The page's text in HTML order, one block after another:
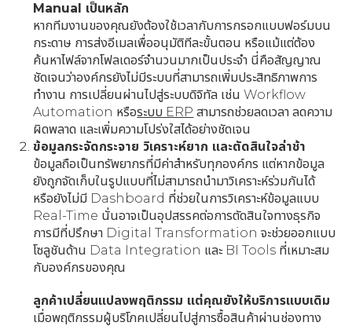
Manual เป็นหลัก
หากทีมงานของคุณยังต้องใช้เวลากับการกรอกแบบฟอร์มบน
กระดาษ การส่งอีเมลเพื่ออนุมัติทีละขั้นตอน หรือแม้แต่ต้อง
ค้นหาไฟล์จากโฟลเดอร์จำนวนมากเป็นประจำ นี่คือสัญญาณ
ชัดเจนว่าองค์กรยังไม่มีระบบที่สามารถเพิ่มประสิทธิภาพการ
ทำงาน การเปลี่ยนผ่านไปสู่ระบบดิจิทัล เช่น Workflow
Automation หรือระบบ ERP สามารถช่วยลดเวลา ลดความ
ผิดพลาด และเพิ่มความโปร่งใสได้อย่างชัดเจน
ข้อมูลกระจัดกระจาย วิเคราะห์ยาก และตัดสินใจล่าช้า
ข้อมูลถือเป็นทรัพยากรที่มีค่าสำหรับทุกองค์กร แต่หากข้อมูล
ยังถูกจัดเก็บในรูปแบบที่ไม่สามารถนำมาวิเคราะห์ร่วมกันได้
หรือยังไม่มี Dashboard ที่ช่วยในการวิเคราะห์ข้อมูลแบบ
Real-Time นั่นอาจเป็นอุปสรรคต่อการตัดสินใจทางธุรกิจ
การมีที่ปรึกษา Digital Transformation จะช่วยออกแบบ
โซลูชันด้าน Data Integration และ BI Tools ที่เหมาะสม
กับองค์กรของคุณ
ลูกค้าเปลี่ยนแปลงพฤติกรรม แต่คุณยังให้บริการแบบเดิม
เมื่อพฤติกรรมผู้บริโภคเปลี่ยนไปสู่การซื้อสินค้าผ่านช่องทาง